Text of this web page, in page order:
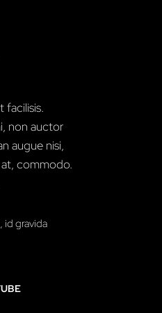
facilisis.
non auctor
augue nisi,
commodo.
id gravida